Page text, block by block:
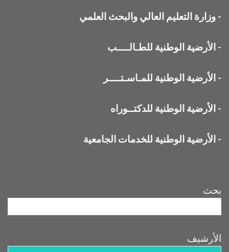
- وزارة التعليم العالي والبحث العلمي
- الأرضية الوطنية للطـالــــب
- الأرضية الوطنية للمـاسـتــــر
- الأرضية الوطنية للدكتــوراه
- الأرضية الوطنية للخدمات الجامعية
بحث
الأرشيف